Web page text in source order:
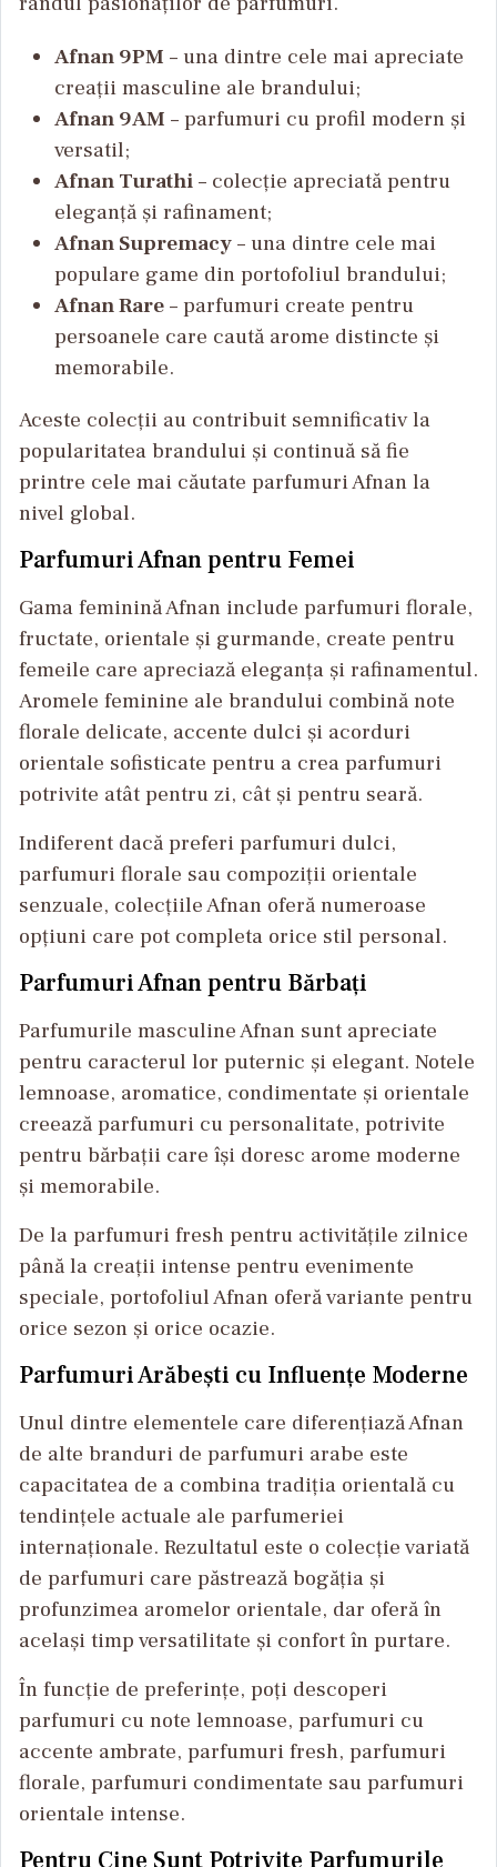
Afnan 9PM – una dintre cele mai apreciate
creații masculine ale brandului;
Afnan 9AM – parfumuri cu profil modern și
versatil;
Afnan Turathi – colecție apreciată pentru
eleganță și rafinament;
Afnan Supremacy – una dintre cele mai
populare game din portofoliul brandului;
Afnan Rare – parfumuri create pentru
persoanele care caută arome distincte și
memorabile.
Aceste colecții au contribuit semnificativ la
popularitatea brandului și continuă să fie
printre cele mai căutate parfumuri Afnan la
nivel global.
Parfumuri Afnan pentru Femei
Gama feminină Afnan include parfumuri florale,
fructate, orientale și gurmande, create pentru
femeile care apreciază eleganța și rafinamentul.
Aromele feminine ale brandului combină note
florale delicate, accente dulci și acorduri
orientale sofisticate pentru a crea parfumuri
potrivite atât pentru zi, cât și pentru seară.
Indiferent dacă preferi parfumuri dulci,
parfumuri florale sau compoziții orientale
senzuale, colecțiile Afnan oferă numeroase
opțiuni care pot completa orice stil personal.
Parfumuri Afnan pentru Bărbați
Parfumurile masculine Afnan sunt apreciate
pentru caracterul lor puternic și elegant. Notele
lemnoase, aromatice, condimentate și orientale
creează parfumuri cu personalitate, potrivite
pentru bărbații care își doresc arome moderne
și memorabile.
De la parfumuri fresh pentru activitățile zilnice
până la creații intense pentru evenimente
speciale, portofoliul Afnan oferă variante pentru
orice sezon și orice ocazie.
Parfumuri Arăbești cu Influențe Moderne
Unul dintre elementele care diferențiază Afnan
de alte branduri de parfumuri arabe este
capacitatea de a combina tradiția orientală cu
tendințele actuale ale parfumeriei
internaționale. Rezultatul este o colecție variată
de parfumuri care păstrează bogăția și
profunzimea aromelor orientale, dar oferă în
același timp versatilitate și confort în purtare.
În funcție de preferințe, poți descoperi
parfumuri cu note lemnoase, parfumuri cu
accente ambrate, parfumuri fresh, parfumuri
florale, parfumuri condimentate sau parfumuri
orientale intense.
Pentru Cine Sunt Potrivite Parfumurile